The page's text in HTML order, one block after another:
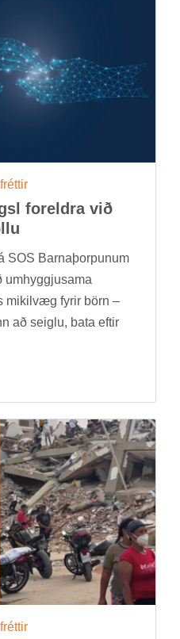
for­eldra við
SOS Barna­þorp­un­um
um­hyggju­sama
mik­il­væg fyr­ir börn –
að seiglu, bata eft­ir